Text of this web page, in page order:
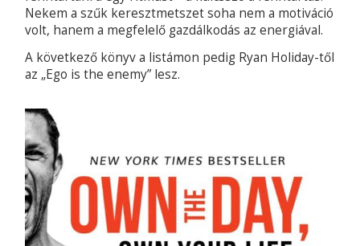
Nekem a szűk keresztmetszet soha nem a motiváció
volt, hanem a megfelelő gazdálkodás az energiával.
A következő könyv a listámon pedig Ryan Holiday-től
az „Ego is the enemy” lesz.